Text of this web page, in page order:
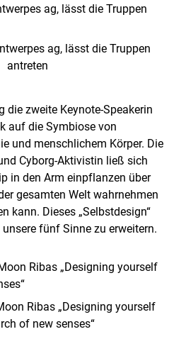
ag, lässt die Truppen
antreten
zweite Keynote-Speakerin
auf die Symbiose von
und menschlichem Körper. Die
Cyborg-Aktivistin ließ sich
in den Arm einpflanzen über
gesamten Welt wahrnehmen
kann. Dieses „Selbstdesign“
fünf Sinne zu erweitern.
Ribas „Designing yourself
of new senses“